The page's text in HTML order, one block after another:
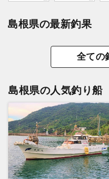
島根県の最新釣果
全ての
島根県の人気釣り船